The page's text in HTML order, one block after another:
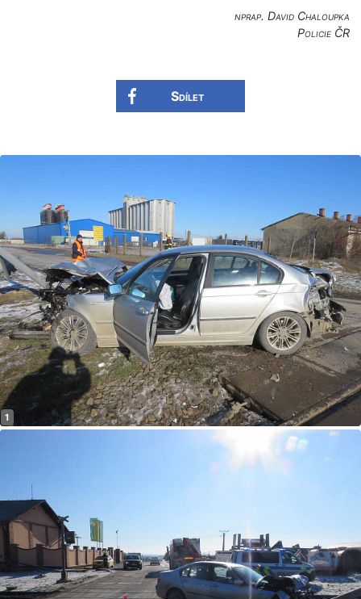
nprap. David Chaloupka
Policie ČR
Sdílet